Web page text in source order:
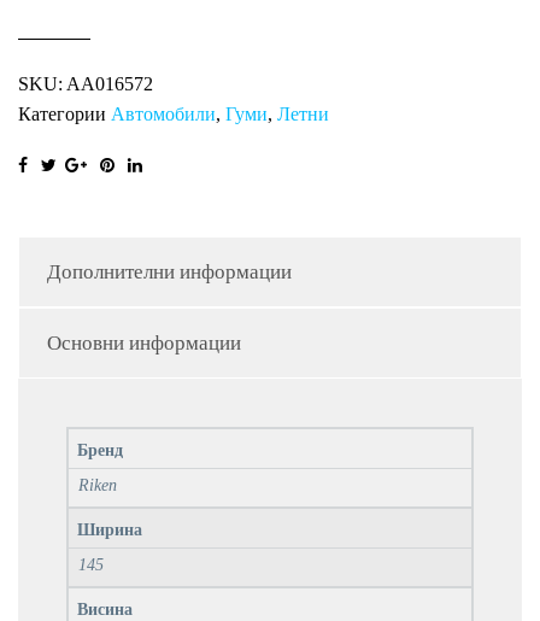
SKU: AA016572
Категории Автомобили, Гуми, Летни
Дополнителни информации
Основни информации
Бренд
Riken
Ширина
145
Висина